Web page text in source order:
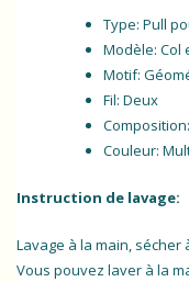
Type: Pull
Modèle: Col
Motif:
Fil: Deux
Couleur:
Instruction de lavage:
Lavage à la main, sécher
Vous pouvez laver à la